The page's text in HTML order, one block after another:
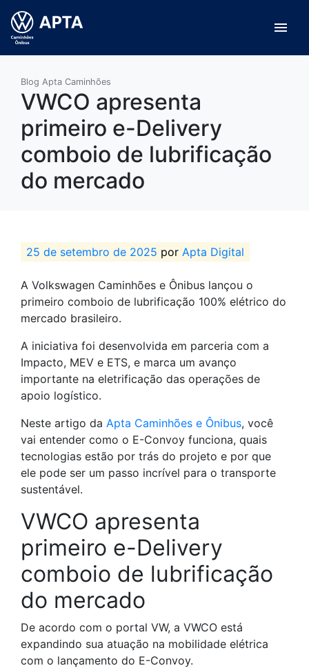
menu
Blog Apta Caminhões
VWCO apresenta
primeiro e-Delivery
comboio de lubrificação
do mercado
25 de setembro de 2025 por Apta Digital
A Volkswagen Caminhões e Ônibus lançou o
primeiro comboio de lubrificação 100% elétrico do
mercado brasileiro.
A iniciativa foi desenvolvida em parceria com a
Impacto, MEV e ETS, e marca um avanço
importante na eletrificação das operações de
apoio logístico.
Neste artigo da Apta Caminhões e Ônibus, você
vai entender como o E-Convoy funciona, quais
tecnologias estão por trás do projeto e por que
ele pode ser um passo incrível para o transporte
sustentável.
VWCO apresenta
primeiro e-Delivery
comboio de lubrificação
do mercado
De acordo com o portal VW, a VWCO está
expandindo sua atuação na mobilidade elétrica
com o lançamento do E-Convoy.